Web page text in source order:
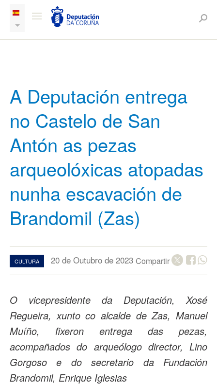
A Deputación entrega
no Castelo de San
Antón as pezas
arqueolóxicas atopadas
nunha escavación de
Brandomil (Zas)
CULTURA 20 de Outubro de 2023 Compartir
O vicepresidente da Deputación, Xosé
Regueira, xunto co alcalde de Zas, Manuel
Muíño, fixeron entrega das pezas,
acompañados do arqueólogo director, Lino
Gorgoso e do secretario da Fundación
Brandomil, Enrique Iglesias